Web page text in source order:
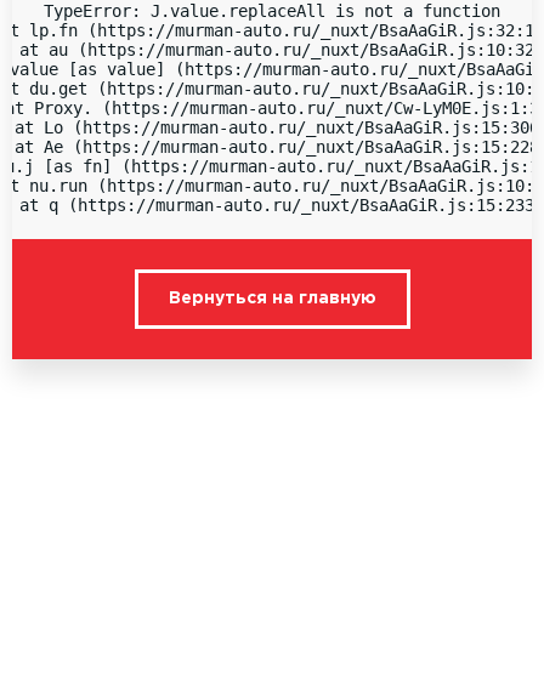
TypeError: J.value.replaceAll is not a function
lp.fn (https://murman-auto.ru/_nuxt/
at au (https://murman-auto.ru/_nuxt/
value [as value] (https://murman-auto.ru/_nuxt/
du.get (https://murman-auto.ru/_nuxt/
at Proxy.
(https://murman-auto.ru/_nuxt/Cw-
at Lo (https://murman-auto.ru/_nuxt/
at Ae (https://murman-auto.ru/_nuxt/
[as fn] (https://murman-auto.ru/_nuxt/
nu.run (https://murman-auto.ru/_nuxt/
at q (https://murman-auto.ru/_nuxt/
Вернуться на главную